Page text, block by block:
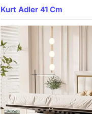
Kurt Adler 41 Cm